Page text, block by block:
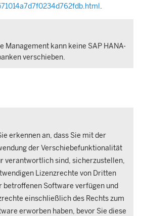
.
Management kann keine SAP HANA-
verschieben.
erkennen an, dass Sie mit der
der Verschiebefunktionalität
verantwortlich sind, sicherzustellen,
Lizenzrechte von Dritten
betroffenen Software verfügen und
einschließlich des Rechts zum
erworben haben, bevor Sie diese